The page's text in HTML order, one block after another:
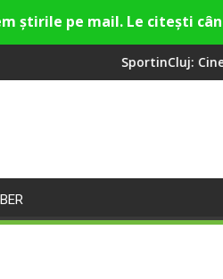
Cine este fotbalistul cu